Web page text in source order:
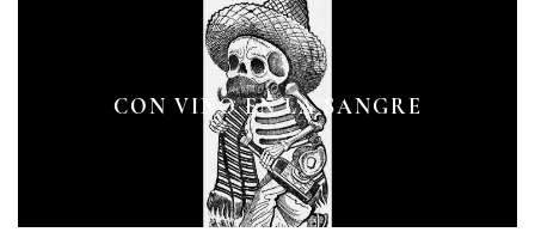
CON VINO EN LA SANGRE